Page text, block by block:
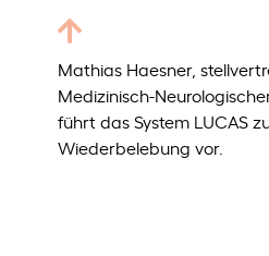
Mathias Haesner,
Medizinisch-
führt das System LUCAS
Wiederbelebung vor.